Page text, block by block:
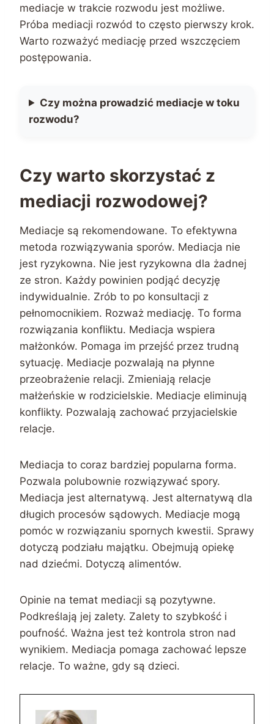
mediacje w trakcie rozwodu jest możliwe.
Próba mediacji rozwód to często pierwszy krok.
Warto rozważyć mediację przed wszczęciem
postępowania.
Czy można prowadzić mediacje w toku
rozwodu?
Czy warto skorzystać z
mediacji rozwodowej?
Mediacje są rekomendowane. To efektywna
metoda rozwiązywania sporów. Mediacja nie
jest ryzykowna. Nie jest ryzykowna dla żadnej
ze stron. Każdy powinien podjąć decyzję
indywidualnie. Zrób to po konsultacji z
pełnomocnikiem. Rozważ mediację. To forma
rozwiązania konfliktu. Mediacja wspiera
małżonków. Pomaga im przejść przez trudną
sytuację. Mediacje pozwalają na płynne
przeobrażenie relacji. Zmieniają relacje
małżeńskie w rodzicielskie. Mediacje eliminują
konflikty. Pozwalają zachować przyjacielskie
relacje.
Mediacja to coraz bardziej popularna forma.
Pozwala polubownie rozwiązywać spory.
Mediacja jest alternatywą. Jest alternatywą dla
długich procesów sądowych. Mediacje mogą
pomóc w rozwiązaniu spornych kwestii. Sprawy
dotyczą podziału majątku. Obejmują opiekę
nad dziećmi. Dotyczą alimentów.
Opinie na temat mediacji są pozytywne.
Podkreślają jej zalety. Zalety to szybkość i
poufność. Ważna jest też kontrola stron nad
wynikiem. Mediacja pomaga zachować lepsze
relacje. To ważne, gdy są dzieci.